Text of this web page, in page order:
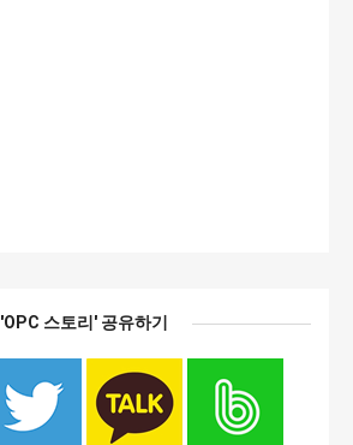
'OPC 스토리' 공유하기